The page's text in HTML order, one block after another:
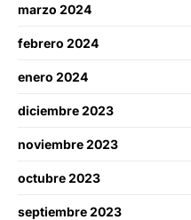
marzo 2024
febrero 2024
enero 2024
diciembre 2023
noviembre 2023
octubre 2023
septiembre 2023